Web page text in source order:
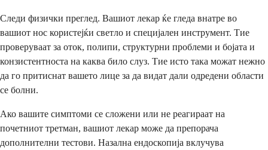
Следи физички преглед. Вашиот лекар ќе гледа внатре во
вашиот нос користејќи светло и специјален инструмент. Тие
проверуваат за оток, полипи, структурни проблеми и бојата и
конзистентноста на каква било слуз. Тие исто така можат нежно
да го притиснат вашето лице за да видат дали одредени области
се болни.
Ако вашите симптоми се сложени или не реагираат на
почетниот третман, вашиот лекар може да препорача
дополнителни тестови. Назална ендоскопија вклучува